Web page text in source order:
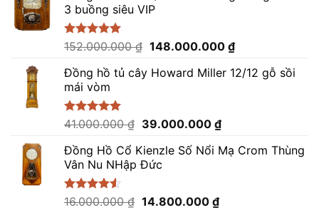
82.000.000 ₫.
3 buồng siêu VIP
Được xếp
5 sao
152.000.000₫ Giá
là:
148.000.000 ₫Giá
tại
Đồng hồ tủ cây Howard Miller 12/12 gỗ sồi
mái vòm
Được xếp
5 sao
41.000.000₫ Giá
là:
41.000.000 ₫.
39.000.000 ₫Giá
tại
Đồng Hồ Cổ Kienzle Số Nổi Mạ Crom Thùng
Vân Nu NHập Đức
Được xếp
16.000.000₫ Giá
14.800.000 ₫Giá